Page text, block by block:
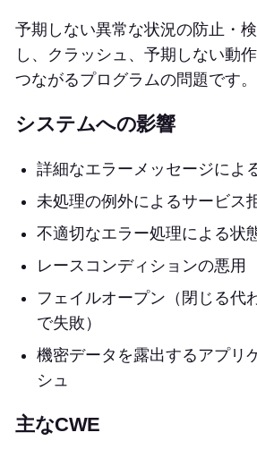
予期しない異常な状況の防止・
し、クラッシュ、予期しない動
つながるプログラムの問題です。
システムへの影響
詳細なエラーメッセージによ
未処理の例外によるサービス
不適切なエラー処理による状
レースコンディションの悪用
フェイルオープン（閉じる代
で失敗）
機密データを露出するアプリ
シュ
主なCWE